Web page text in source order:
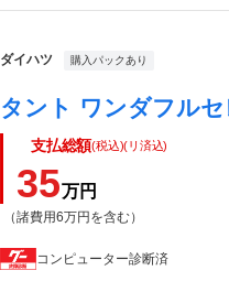
ダイハツ 購入パックあり
支払総額(税込)(リ済込)
35万円
（諸費用6万円を含む）
コンピューター診断済